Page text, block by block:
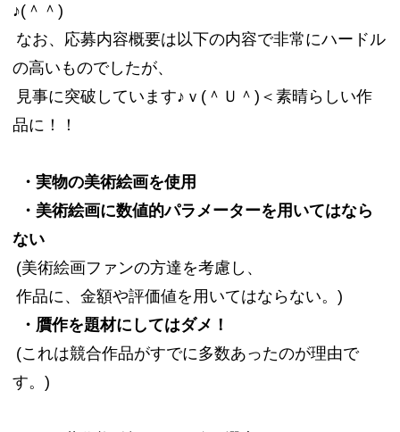
♪(＾＾)
なお、応募内容概要は以下の内容で非常にハードル
の高いものでしたが、
見事に突破しています♪ｖ(＾Ｕ＾)＜素晴らしい作
品に！！
・実物の美術絵画を使用
・美術絵画に数値的パラメーターを用いてはなら
ない
(美術絵画ファンの方達を考慮し、
作品に、金額や評価値を用いてはならない。)
・贋作を題材にしてはダメ！
(これは競合作品がすでに多数あったのが理由で
す。)